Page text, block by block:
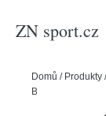
ZN sport.cz
Domů / Produkty
Brankářské